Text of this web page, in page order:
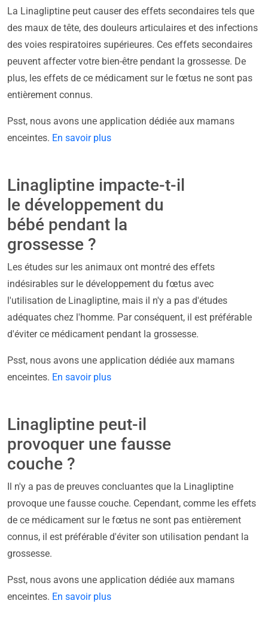
La Linagliptine peut causer des effets secondaires tels que
des maux de tête, des douleurs articulaires et des infections
des voies respiratoires supérieures. Ces effets secondaires
peuvent affecter votre bien-être pendant la grossesse. De
plus, les effets de ce médicament sur le fœtus ne sont pas
entièrement connus.
Psst, nous avons une application dédiée aux mamans
enceintes. En savoir plus
Linagliptine impacte-t-il
le développement du
bébé pendant la
grossesse ?
Les études sur les animaux ont montré des effets
indésirables sur le développement du fœtus avec
l'utilisation de Linagliptine, mais il n'y a pas d'études
adéquates chez l'homme. Par conséquent, il est préférable
d'éviter ce médicament pendant la grossesse.
Psst, nous avons une application dédiée aux mamans
enceintes. En savoir plus
Linagliptine peut-il
provoquer une fausse
couche ?
Il n'y a pas de preuves concluantes que la Linagliptine
provoque une fausse couche. Cependant, comme les effets
de ce médicament sur le fœtus ne sont pas entièrement
connus, il est préférable d'éviter son utilisation pendant la
grossesse.
Psst, nous avons une application dédiée aux mamans
enceintes. En savoir plus